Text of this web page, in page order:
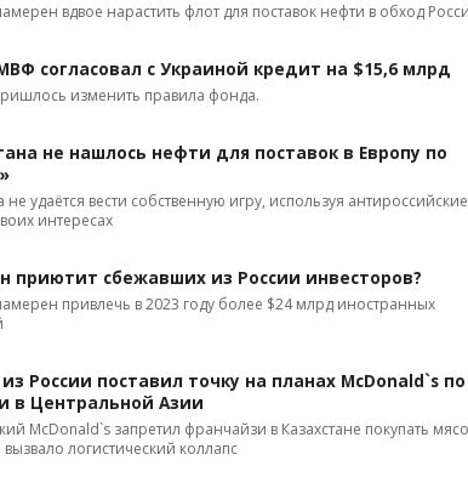
вдвое нарастить флот для поставок нефти в обход
согласовал с Украиной кредит на $15,6 млрд
изменить правила фонда.
не нашлось нефти для поставок в Европу по
не удаётся вести собственную игру, используя антироссийские
интересах
приютит сбежавших из России инвесторов?
привлечь в 2023 году более $24 млрд иностранных
России поставил точку на планах McDonald`s по
в Центральной Азии
McDonald`s запретил франчайзи в Казахстане покупать
вызвало логистический коллапс